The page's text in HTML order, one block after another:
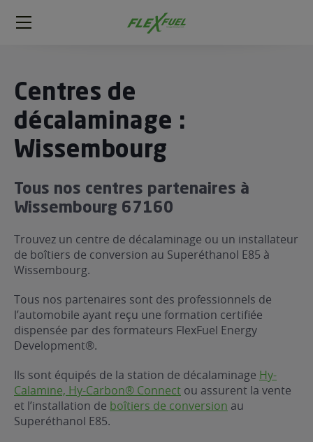
FlexFuel
Méga
le Décalaminage
?
gratuit
du carburant avec
le Superéthanol
?
garagiste
Centres de
décalaminage :
Wissembourg
Tous nos centres partenaires à
Wissembourg 67160
Trouvez un centre de décalaminage ou un installateur
de boîtiers de conversion au Superéthanol E85 à
Wissembourg.
Tous nos partenaires sont des professionnels de
l’automobile ayant reçu une formation certifiée
dispensée par des formateurs FlexFuel Energy
Development®.
Ils sont équipés de la station de décalaminage Hy-
Calamine, Hy-Carbon® Connect ou assurent la vente
et l’installation de boîtiers de conversion au
Superéthanol E85.